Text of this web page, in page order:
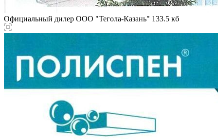
Официальный дилер ООО "Тегола-Казань" 133.5 кб